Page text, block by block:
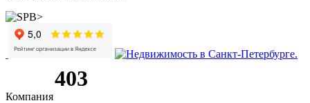
Компания